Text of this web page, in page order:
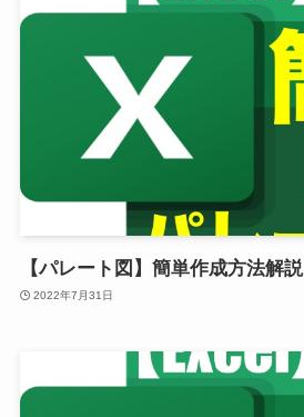
【パレート図】簡単作成方法解説
2022年7月31日